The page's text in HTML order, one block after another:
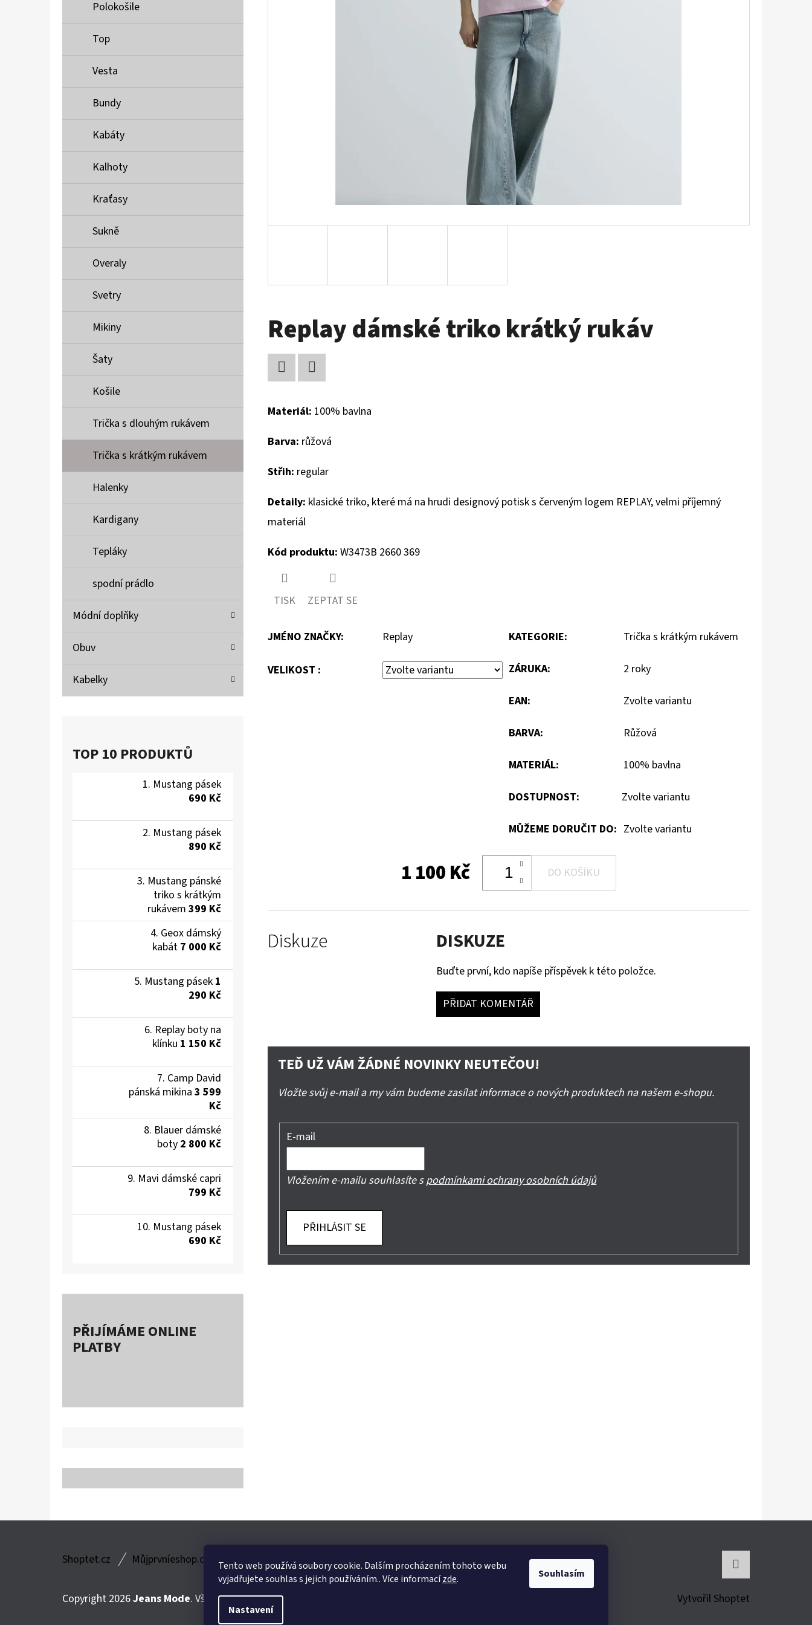
Tento web používá soubory cookie. Dalším procházením tohoto webu
vyjadřujete souhlas s jejich používáním.. Více informacízde.
Nastavení
Souhlasím
Polokošile
Top
Vesta
Bundy
Kabáty
Kalhoty
Kraťasy
Sukně
Overaly
Svetry
Mikiny
Šaty
Košile
Trička s dlouhým rukávem
Trička s krátkým rukávem
Halenky
Kardigany
Tepláky
spodní prádlo
Módní doplňky
Obuv
Kabelky
TOP 10 PRODUKTŮ
Mustang pásek
690 Kč
Mustang pásek
890 Kč
Mustang pánské
triko s krátkým
rukávem 399 Kč
Geox dámský
kabát 7 000 Kč
Mustang pásek 1
290 Kč
Replay boty na
klínku 1 150 Kč
Camp David
pánská mikina 3 599
Kč
Blauer dámské
boty 2 800 Kč
Mavi dámské capri
799 Kč
Mustang pásek
690 Kč
PŘIJÍMÁME ONLINE
PLATBY
Replay dámské triko krátký rukáv
Materiál: 100% bavlna
Barva: růžová
Střih: regular
Detaily: klasické triko, které má na hrudi designový potisk s červeným logem REPLAY, velmi příjemný
materiál
Kód produktu: W3473B 2660 369
TISK ZEPTAT SE
JMÉNO ZNAČKY: Replay
VELIKOST :
KATEGORIE: Trička s krátkým rukávem
ZÁRUKA: 2 roky
EAN: Zvolte variantu
BARVA: Růžová
MATERIÁL: 100% bavlna
DOSTUPNOST: Zvolte variantu
MŮŽEME DORUČIT DO: Zvolte variantu
1 100 Kč DO KOŠÍKU
Diskuze DISKUZE
Buďte první, kdo napíše příspěvek k této položce.
PŘIDAT KOMENTÁŘ
TEĎ UŽ VÁM ŽÁDNÉ NOVINKY NEUTEČOU!
Vložte svůj e-mail a my vám budeme zasílat informace o nových produktech na našem e-shopu.
E-mail
Vložením e-mailu souhlasíte spodmínkami ochrany osobních údajů
PŘIHLÁSIT SE
MUSTANG PÁSEK
MUSTANG PÁNSKÉ TRIKO S KRÁTKÝM
RUKÁVEM
399 Kč
Shoptet.cz
Můjprvníeshop.cz
Vytvořil Shoptet
Copyright 2026Jeans Mode. Všechna práva vyhrazena.